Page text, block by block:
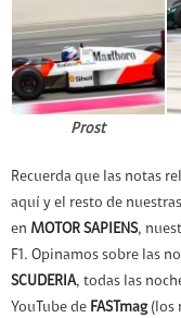
Prost
Recuerda que las notas
aquí y el resto de
en MOTOR SAPIENS,
F1. Opinamos sobre las
SCUDERIA, todas las
YouTube de FASTmag(los